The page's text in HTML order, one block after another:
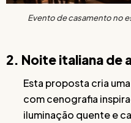
Evento de casamento no
2. Noite italiana de
Esta proposta cria
com cenografia
iluminação quente e